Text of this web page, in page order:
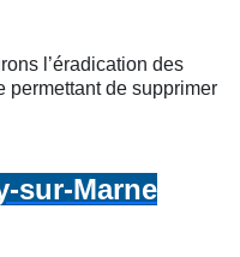
l’éradication des
permettant de supprimer
sur-Marne